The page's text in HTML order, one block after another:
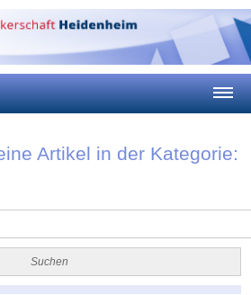
Artikel in der Kategorie: